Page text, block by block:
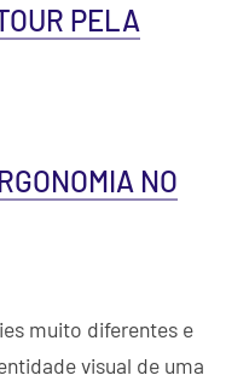
PELA
NO
muito diferentes e
visual de uma